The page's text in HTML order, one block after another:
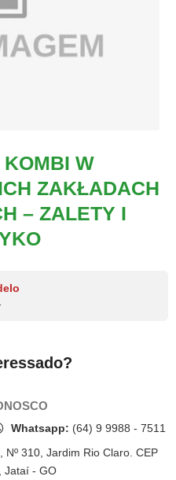
W
ZAKŁADACH
– ZALETY I
Whatsapp: (64) 9 9988 - 7511
Nº 310, Jardim Rio Claro. CEP
Jataí - GO